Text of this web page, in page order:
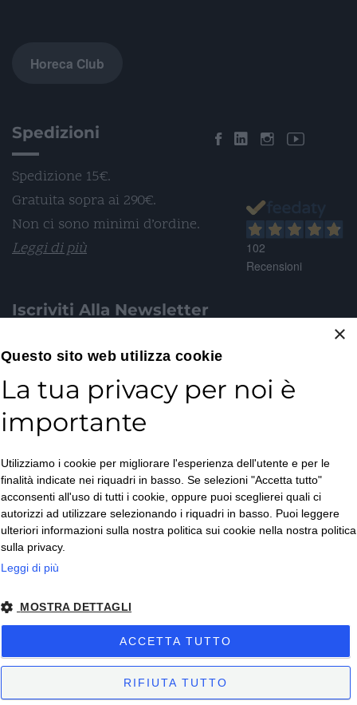
Horeca Club
Spedizioni
Spedizione 15€.
Gratuita sopra ai 290€.
Non ci sono minimi d’ordine.
Leggi di più
Iscriviti Alla Newsletter
Email*
Privacy Policy*
ISCRIVITI
102
Recensioni
Copyright © 2026. All Rights Reserved.
– Condizioni di Vendita
– Condizioni di Vendita Business-
×
Questo sito web utilizza cookie
La tua privacy per noi è
importante
Utilizziamo i cookie per migliorare l'esperienza dell'utente e per le
finalità indicate nei riquadri in basso. Se selezioni "Accetta tutto"
acconsenti all'uso di tutti i cookie, oppure puoi sceglierei quali ci
autorizzi ad utilizzare selezionando i riquadri in basso. Puoi leggere
ulteriori informazioni sulla nostra politica sui cookie nella nostra politica
sulla privacy.
Leggi di più
MOSTRA DETTAGLI
ACCETTA TUTTO
RIFIUTA TUTTO